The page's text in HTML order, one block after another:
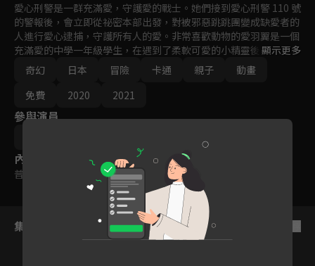
愛心刑警是一群充滿愛，守護愛的戰士。她們接到愛心刑警 110 號
的警報後，會立即從祕密本部出發，對被邪惡跳跳團變成缺愛者的
人進行愛心逮捕，守護所有人的愛。非常喜歡動物的愛羽翼是一個
充滿愛的中學一年級學生，在遇到了柔軟可愛的小精靈後，被任命
為愛心刑警！為了説明被邪惡組織瓦爾皮喬科團奪走愛的媽媽，翼
變身為愛心巡護！她能取回媽媽的愛嗎？
顯示更多
奇幻
日本 冒險 卡通 親子
動畫
免費
2020 2021
參與演員
內容標籤
普遍級
集數列表